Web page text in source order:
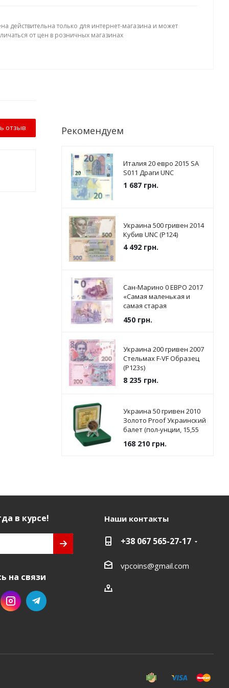
действительна только для интернет-магазина и может
от цен в розничных магазинах
отзыв Рекомендуем
Италия 20 евро 2015 SА
S011 Драги UNC
1 687грн.
Украина 500 гривен 2014
Кубив UNC (P124)
4 492грн.
Сан-Марино 0 ЕВРО 2017
«Самая маленькая и
самая старая
450грн.
Украина 200 гривен 2007
Стельмах F-VF Образец
(P123s)
8 235 грн.
Украина 50 гривен 2010
Золото Proof Украинский
балет (пол-унции, 15,55
168 210грн.
в курсе!
на связи
Наши контакты
+38 067 565-27-17
vpcoins@gmail.com